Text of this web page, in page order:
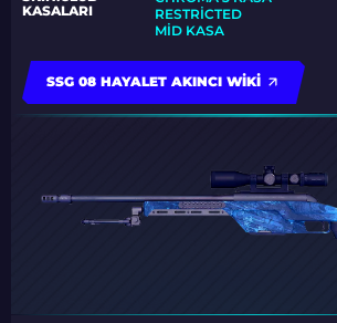
KASALARI
RESTRİCTED
MİD KASA
SSG 08 HAYALET AKINCI WIKI